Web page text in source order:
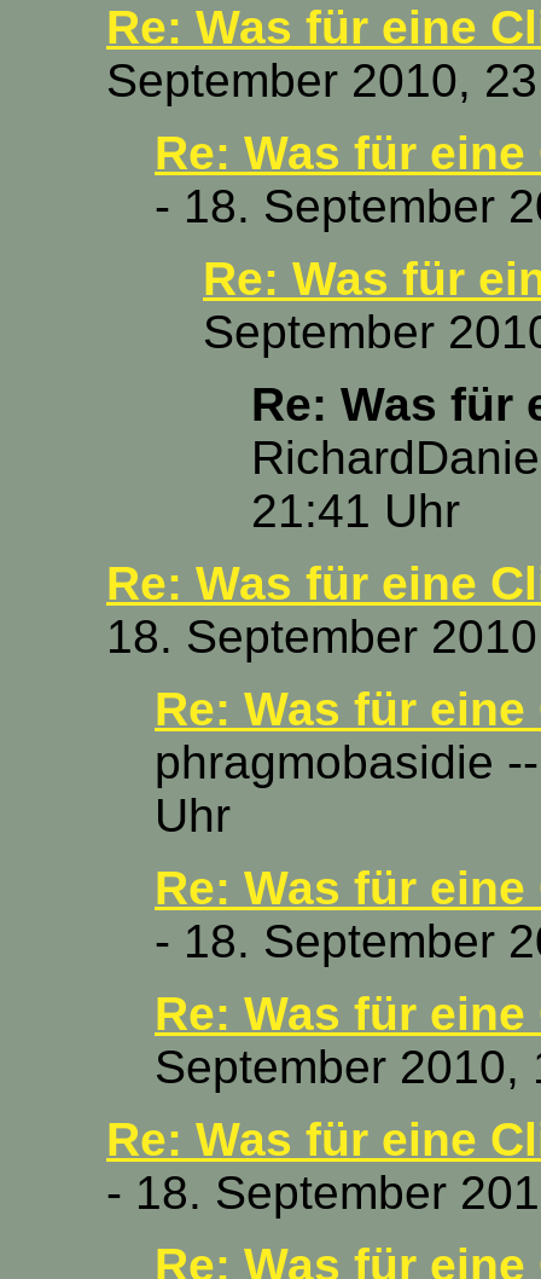
Re: Was für eine
September 2010,
Re: Was für
- 18. September
Re: Was für
September
Re: Was für
21:41 Uhr
Re: Was für eine
18. September
Re: Was für
phragmobasidie
Uhr
Re: Was für
- 18. September
Re: Was für
September 2010,
Re: Was für eine
- 18. September
Re: Was für